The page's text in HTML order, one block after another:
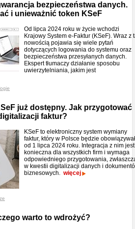
bezpieczeństwa danych.
i unieważnić token KSeF
Od lipca 2024 roku w życie wchodzi
Krajowy System e-Faktur (KSeF). Wraz z
nowością pojawia się wiele pytań
dotyczących logowania do systemu oraz
bezpieczeństwa przesyłanych danych.
Ekspert tłumaczy działanie sposobu
uwierzytelniania, jakim jest
już dostępny. Jak przygotować
faktur?
KSeF to elektroniczny system wymiany
faktur, który w Polsce będzie obowiązywał
od 1 lipca 2024 roku. Integracja z nim jest
konieczna dla wszystkich firm i wymaga
odpowiedniego przygotowania,
w kwestii digitalizacji danych i
biznesowych. więcej
warto to wdrożyć?